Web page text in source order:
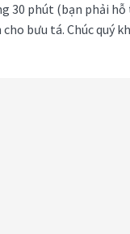
30 phút (bạn phải
bưu tá. Chúc quý